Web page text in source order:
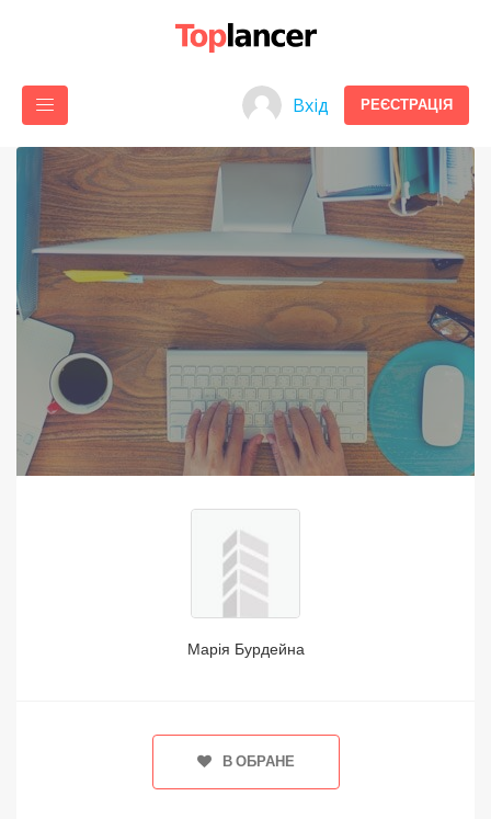
Вхід РЕЄСТРАЦІЯ
Марія Бурдейна
В ОБРАНЕ